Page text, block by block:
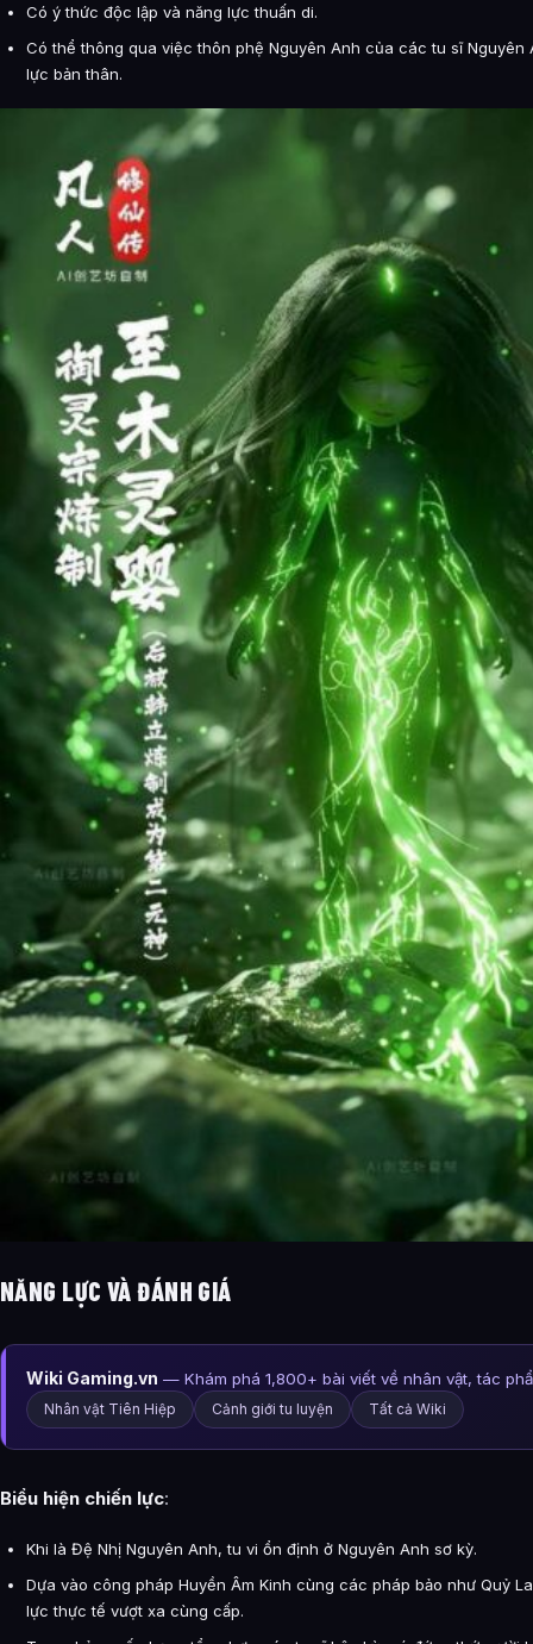
Có ý thức độc lập và năng lực thuấn di.
Có thể thông qua việc thôn phệ Nguyên Anh của các tu sĩ
lực bản thân.
NĂNG LỰC VÀ ĐÁNH GIÁ
Wiki Gaming.vn — Khám phá 1,800+ bài viết về nhân vật, tác
Nhân vật Tiên Hiệp Cảnh giới tu luyện Tất cả Wiki
Biểu hiện chiến lực:
Khi là Đệ Nhị Nguyên Anh, tu vi ổn định ở Nguyên Anh sơ kỳ.
Dựa vào công pháp Huyền Âm Kinh cùng các pháp bảo như Quỷ
lực thực tế vượt xa cùng cấp.